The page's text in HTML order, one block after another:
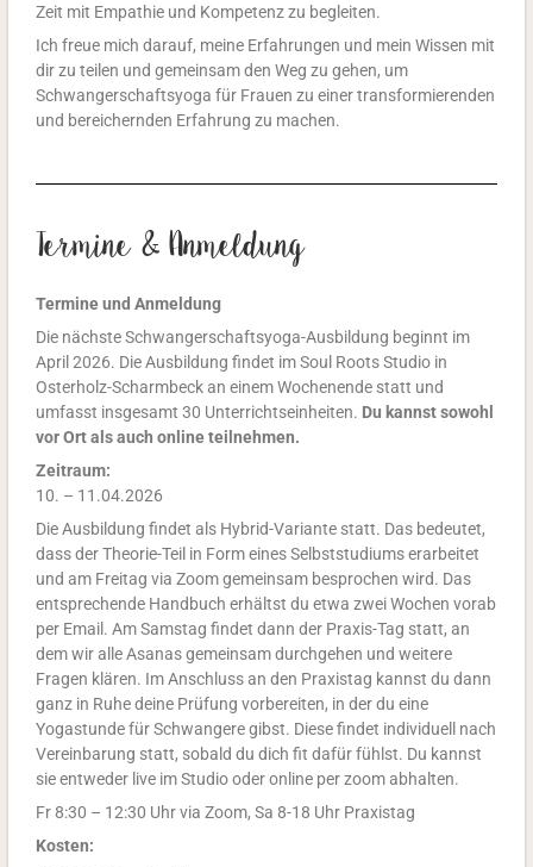
Zeit mit Empathie und Kompetenz zu begleiten.
Ich freue mich darauf, meine Erfahrungen und mein Wissen mit
dir zu teilen und gemeinsam den Weg zu gehen, um
Schwangerschaftsyoga für Frauen zu einer transformierenden
und bereichernden Erfahrung zu machen.
Termine & Anmeldung
Termine und Anmeldung
Die nächste Schwangerschaftsyoga-Ausbildung beginnt im
April 2026. Die Ausbildung findet im Soul Roots Studio in
Osterholz-Scharmbeckan einem Wochenende statt und
umfasst insgesamt 30 Unterrichtseinheiten. Du kannst sowohl
vor Ort als auch online teilnehmen.
Zeitraum:
10. – 11.04.2026
Die Ausbildung findet als Hybrid-Variante statt. Das bedeutet,
dass der Theorie-Teil in Form eines Selbststudiums erarbeitet
und am Freitag via Zoom gemeinsam besprochen wird. Das
entsprechende Handbuch erhältst du etwa zwei Wochen vorab
per Email. Am Samstag findet dann der Praxis-Tag statt, an
dem wir alle Asanas gemeinsam durchgehen und weitere
Fragen klären. Im Anschluss an den Praxistag kannst du dann
ganz in Ruhe deine Prüfung vorbereiten, in der du eine
Yogastunde für Schwangere gibst. Diese findet individuell nach
Vereinbarung statt, sobald du dich fit dafür fühlst. Du kannst
sie entweder live im Studio oder online per zoom abhalten.
Fr 8:30 – 12:30 Uhr via Zoom, Sa 8-18 Uhr Praxistag
Kosten: